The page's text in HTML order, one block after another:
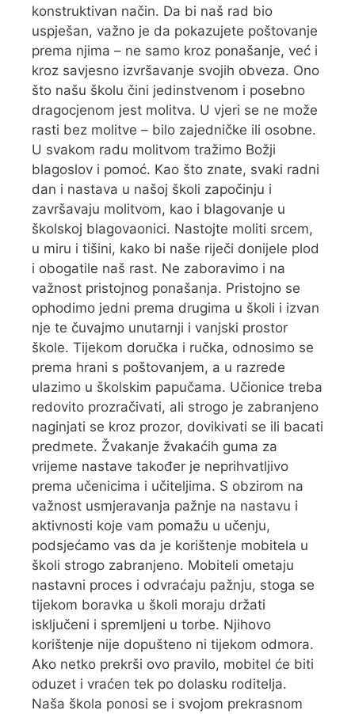
konstruktivan način. Da bi naš rad bio
uspješan, važno je da pokazujete poštovanje
prema njima – ne samo kroz ponašanje, već i
kroz savjesno izvršavanje svojih obveza. Ono
što našu školu čini jedinstvenom i posebno
dragocjenom jest molitva. U vjeri se ne može
rasti bez molitve – bilo zajedničke ili osobne.
U svakom radu molitvom tražimo Božji
blagoslov i pomoć. Kao što znate, svaki radni
dan i nastava u našoj školi započinju i
završavaju molitvom, kao i blagovanje u
školskoj blagovaonici. Nastojte moliti srcem,
u miru i tišini, kako bi naše riječi donijele plod
i obogatile naš rast. Ne zaboravimo i na
važnost pristojnog ponašanja. Pristojno se
ophodimo jedni prema drugima u školi i izvan
nje te čuvajmo unutarnji i vanjski prostor
škole. Tijekom doručka i ručka, odnosimo se
prema hrani s poštovanjem, a u razrede
ulazimo u školskim papučama. Učionice treba
redovito prozračivati, ali strogo je zabranjeno
naginjati se kroz prozor, dovikivati se ili bacati
predmete. Žvakanje žvakaćih guma za
vrijeme nastave također je neprihvatljivo
prema učenicima i učiteljima. S obzirom na
važnost usmjeravanja pažnje na nastavu i
aktivnosti koje vam pomažu u učenju,
podsjećamo vas da je korištenje mobitela u
školi strogo zabranjeno. Mobiteli ometaju
nastavni proces i odvraćaju pažnju, stoga se
tijekom boravka u školi moraju držati
isključeni i spremljeni u torbe. Njihovo
korištenje nije dopušteno ni tijekom odmora.
Ako netko prekrši ovo pravilo, mobitel će biti
oduzet i vraćen tek po dolasku roditelja.
Naša škola ponosi se i svojom prekrasnom